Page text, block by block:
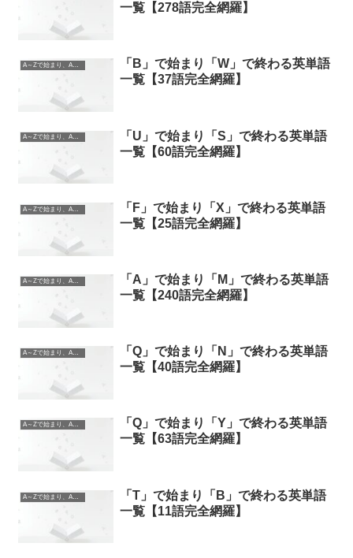
一覧【278語完全網羅】
A～Zで始まり、A～Zで終わる英単語
「B」で始まり「W」で終わる英単語
一覧【37語完全網羅】
A～Zで始まり、A～Zで終わる英単語
「U」で始まり「S」で終わる英単語
一覧【60語完全網羅】
A～Zで始まり、A～Zで終わる英単語
「F」で始まり「X」で終わる英単語
一覧【25語完全網羅】
A～Zで始まり、A～Zで終わる英単語
「A」で始まり「M」で終わる英単語
一覧【240語完全網羅】
A～Zで始まり、A～Zで終わる英単語
「Q」で始まり「N」で終わる英単語
一覧【40語完全網羅】
A～Zで始まり、A～Zで終わる英単語
「Q」で始まり「Y」で終わる英単語
一覧【63語完全網羅】
A～Zで始まり、A～Zで終わる英単語
「T」で始まり「B」で終わる英単語
一覧【11語完全網羅】